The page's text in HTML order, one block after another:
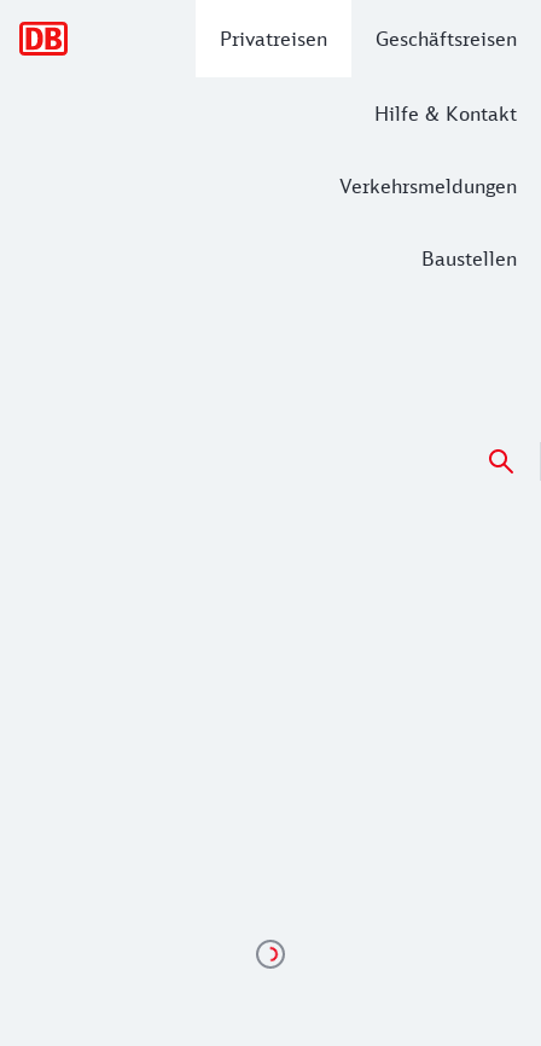
Privatreisen Geschäftsreisen
Hilfe & Kontakt
Verkehrsmeldungen
Baustellen